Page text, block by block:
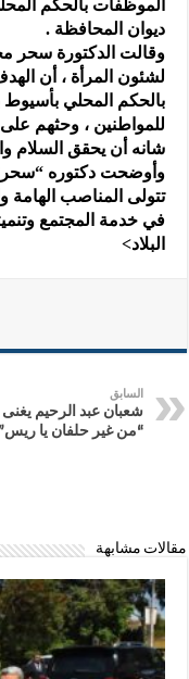
الموظفات بالحكم
ديوان المحافظة .
وقالت الدكتورة سحر
لشئون المرأة ، أن
بالحكم المحلي
للمواطنين ، وحثهم
شانه أن يحقق السلام
وأوضحت دكتوره “سحر”
تتولى المناصب الهامة
في خدمة المجتمع
البلاد>
السابق
شعبان عبد الرحيم
“من غير حلفان يا
مقالات مشابهة